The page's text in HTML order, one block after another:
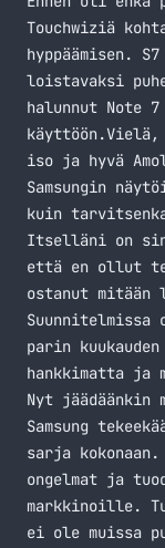
Touchwiziä
hyppäämisen.
loistavaksi
halunnut Note
käyttöön.Vielä,
iso ja hyvä
Samsungin
kuin
Itselläni on
että en ollut
ostanut
Suunnitelmissa
parin
hankkimatta ja
Nyt jäädäänkin
Samsung
sarja
ongelmat ja
markkinoille.
ei ole muissa